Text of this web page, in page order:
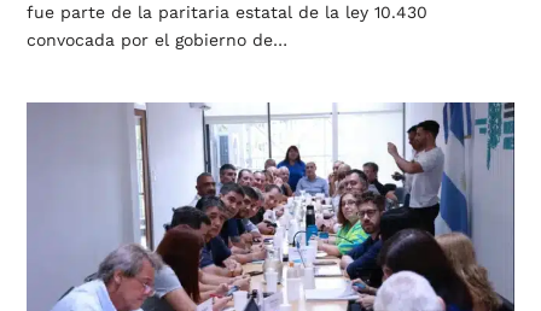
fue parte de la paritaria estatal de la ley 10.430
convocada por el gobierno de…